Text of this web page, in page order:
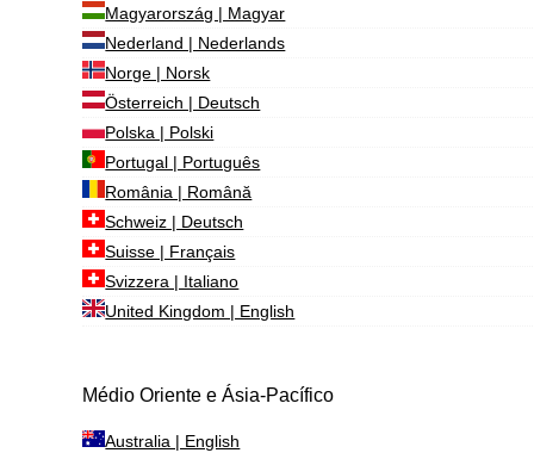
Magyarország | Magyar
Nederland | Nederlands
Norge | Norsk
Österreich | Deutsch
Polska | Polski
Portugal | Português
România | Română
Schweiz | Deutsch
Suisse | Français
Svizzera | Italiano
United Kingdom | English
Médio Oriente e Ásia-Pacífico
Australia | English